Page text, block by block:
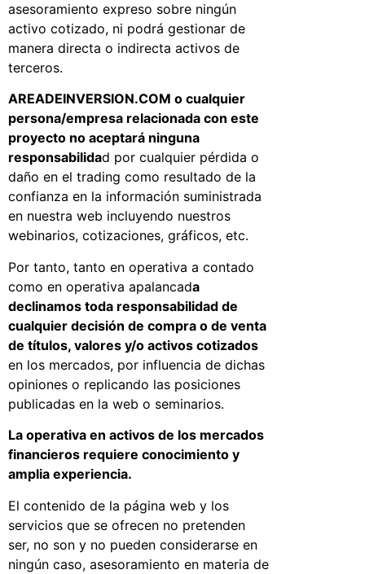
asesoramiento expreso sobre ningún
activo cotizado, ni podrá gestionar de
manera directa o indirecta activos de
terceros.
AREADEINVERSION.COM o cualquier
persona/empresa relacionada con este
proyecto no aceptará ninguna
responsabilidad por cualquier pérdida o
daño en el trading como resultado de la
confianza en la información suministrada
en nuestra web incluyendo nuestros
webinarios, cotizaciones, gráficos, etc.
Por tanto, tanto en operativa a contado
como en operativa apalancada
declinamos toda responsabilidad de
cualquier decisión de compra o de venta
de títulos, valores y/o activos cotizados
en los mercados, por influencia de dichas
opiniones o replicando las posiciones
publicadas en la web o seminarios.
La operativa en activos de los mercados
financieros requiere conocimiento y
amplia experiencia.
El contenido de la página web y los
servicios que se ofrecen no pretenden
ser, no son y no pueden considerarse en
ningún caso, asesoramiento en materia de